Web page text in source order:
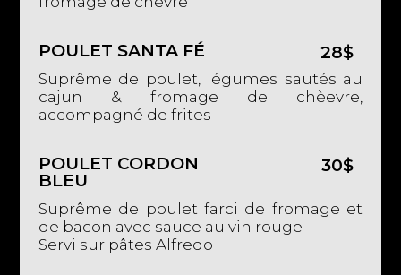
POULET SANTA FÉ
Suprême de poulet, légumes sautés au
cajun & fromage de chèevre,
accompagné de frites
28$
POULET CORDON
BLEU
Suprême de poulet farci de fromage et
de bacon avec sauce au vin rouge
Servi sur pâtes Alfredo
30$